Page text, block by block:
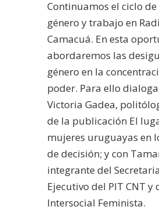
Continuamos el ciclo
género y trabajo en
Camacuá. En esta
abordaremos las
género en la
poder. Para ello
Victoria Gadea,
de la publicación El
mujeres uruguayas en
de decisión; y con
integrante del
Ejecutivo del PIT CNT y
Intersocial Feminista.